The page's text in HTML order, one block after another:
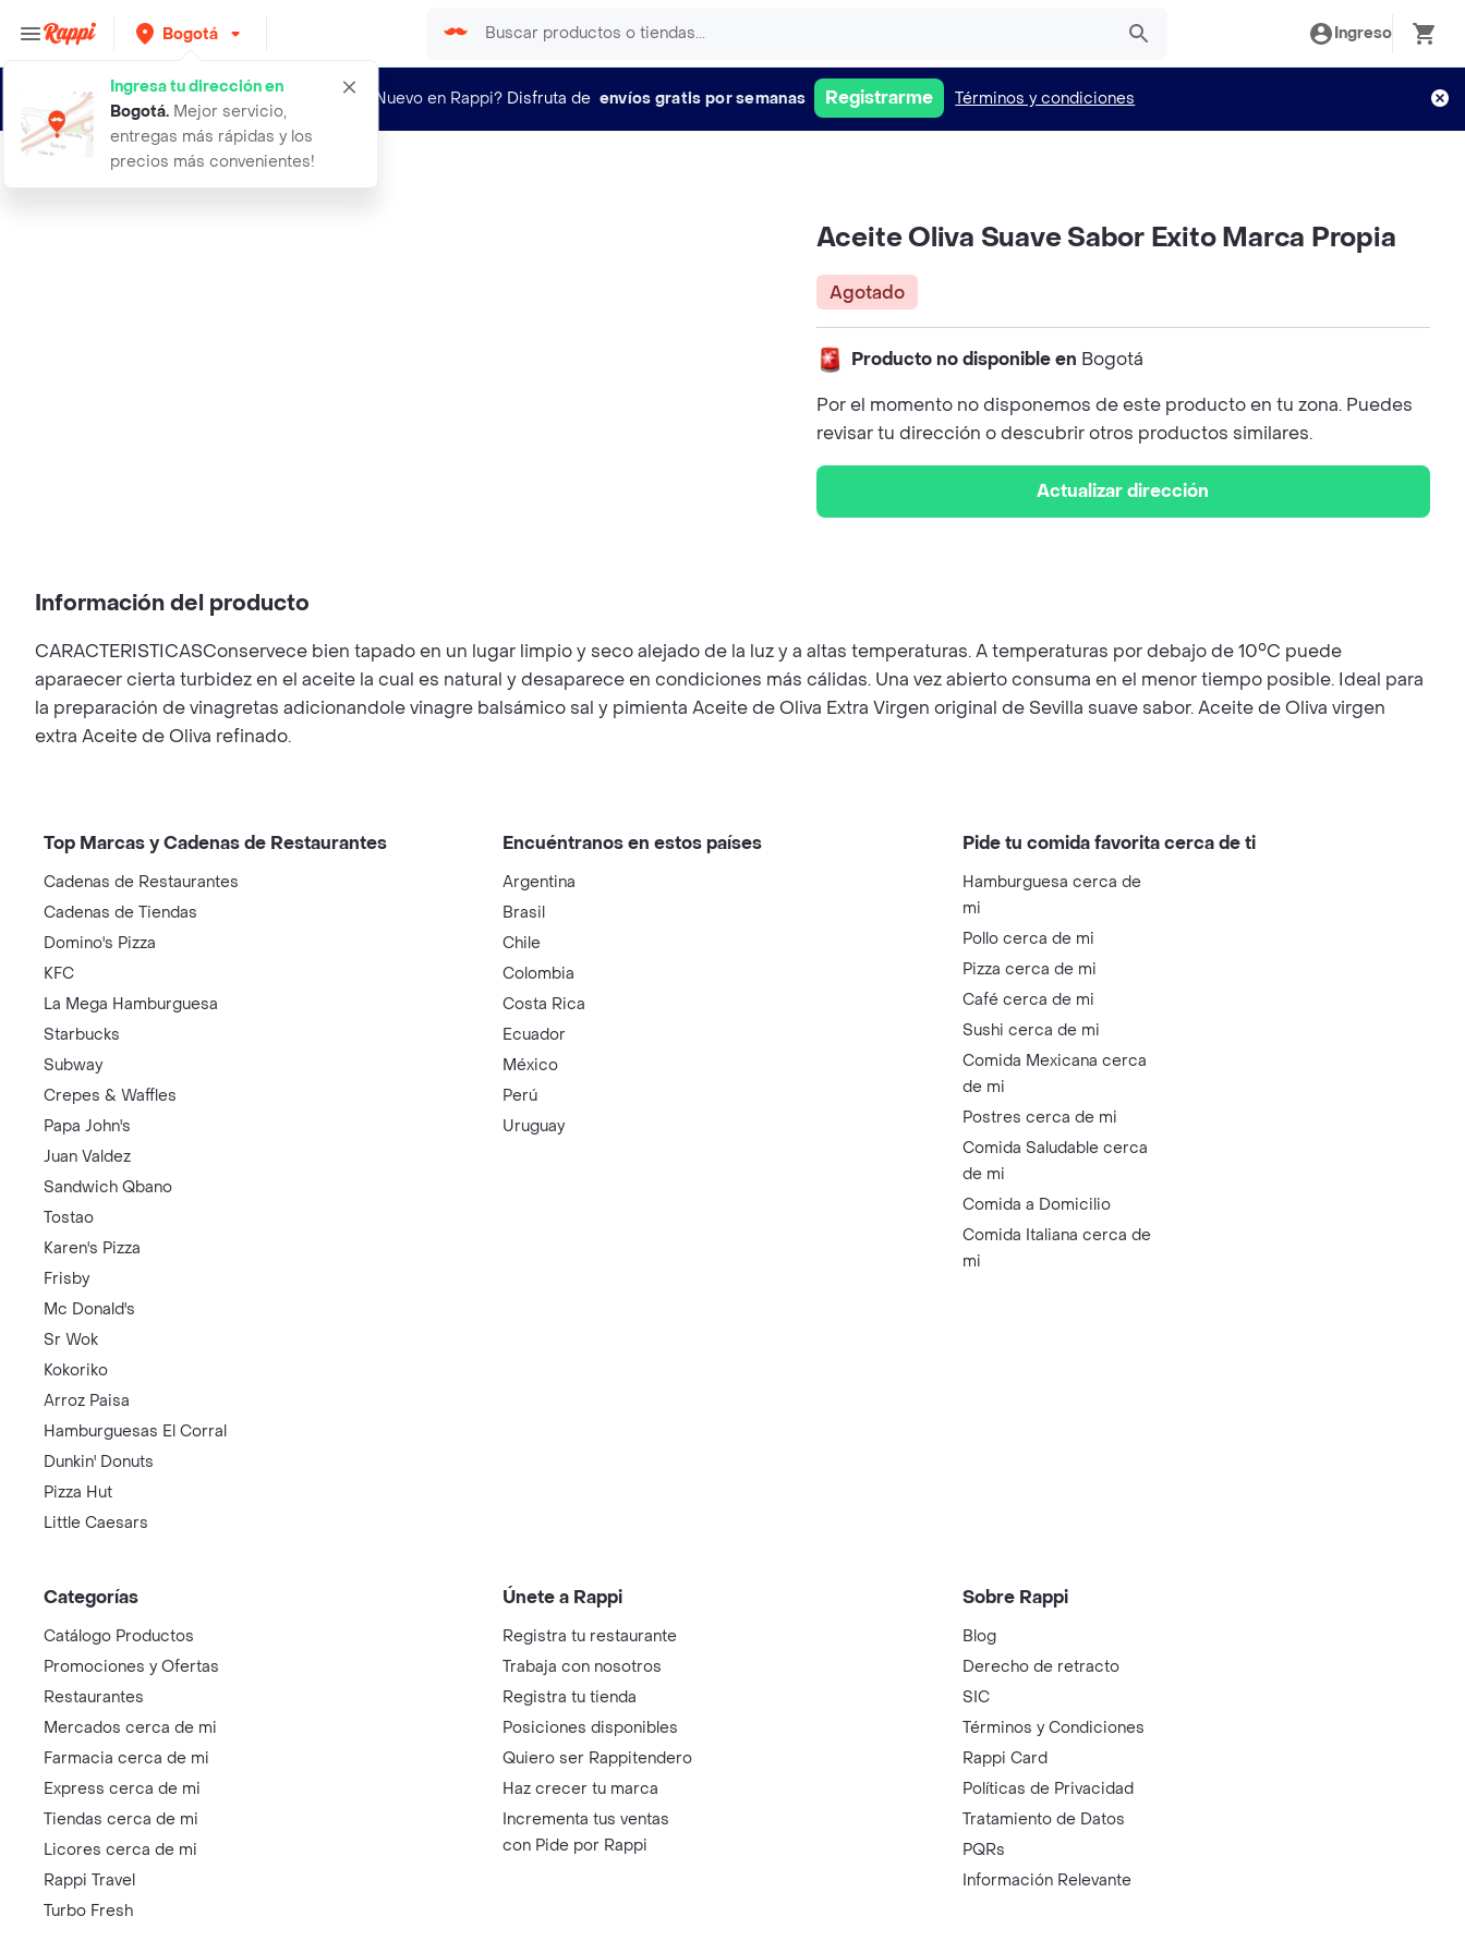
Bogotá
Ingresa tu dirección en
Bogotá. Mejor servicio,
entregas más rápidas y los
precios más convenientes!
Ingreso
¿Nuevo en Rappi? Disfruta de envíos gratis por semanas Registrarme Términos y condiciones
aceite oliva suave sabor exito marc
Aceite Oliva Suave Sabor Exito Marca Propia
Agotado
Producto no disponible en Bogotá
Por el momento no disponemos de este producto en tu zona. Puedes
revisar tu dirección o descubrir otros productos similares.
Actualizar dirección
Información del producto
CARACTERISTICASConservece bien tapado en un lugar limpio y seco alejado de la luz y a altas temperaturas. A temperaturas por debajo de 10°C puede
aparaecer cierta turbidez en el aceite la cual es natural y desaparece en condiciones más cálidas. Una vez abierto consuma en el menor tiempo posible. Ideal para
la preparación de vinagretas adicionandole vinagre balsámico sal y pimienta Aceite de Oliva Extra Virgen original de Sevilla suave sabor. Aceite de Oliva virgen
extra Aceite de Oliva refinado.
Top Marcas y Cadenas de Restaurantes
Cadenas de Restaurantes
Cadenas de Tiendas
Domino's Pizza
KFC
La Mega Hamburguesa
Starbucks
Subway
Crepes & Waffles
Papa John's
Juan Valdez
Sandwich Qbano
Tostao
Karen's Pizza
Frisby
Mc Donald's
Sr Wok
Kokoriko
Arroz Paisa
Hamburguesas El Corral
Dunkin' Donuts
Pizza Hut
Little Caesars
Encuéntranos en estos países
Argentina
Brasil
Chile
Colombia
Costa Rica
Ecuador
México
Perú
Uruguay
Pide tu comida favorita cerca de ti
Hamburguesa cerca de
mi
Pollo cerca de mi
Pizza cerca de mi
Café cerca de mi
Sushi cerca de mi
Comida Mexicana cerca
de mi
Postres cerca de mi
Comida Saludable cerca
de mi
Comida a Domicilio
Comida Italiana cerca de
mi
Categorías
Catálogo Productos
Promociones y Ofertas
Restaurantes
Mercados cerca de mi
Farmacia cerca de mi
Express cerca de mi
Tiendas cerca de mi
Licores cerca de mi
Rappi Travel
Turbo Fresh
Únete a Rappi
Registra tu restaurante
Trabaja con nosotros
Registra tu tienda
Posiciones disponibles
Quiero ser Rappitendero
Haz crecer tu marca
Incrementa tus ventas
con Pide por Rappi
Sobre Rappi
Blog
Derecho de retracto
SIC
Términos y Condiciones
Rappi Card
Políticas de Privacidad
Tratamiento de Datos
PQRs
Información Relevante